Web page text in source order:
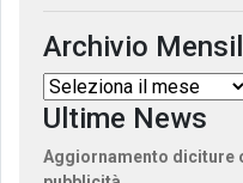
Archivio
Ultime News
Aggiornamento diciture